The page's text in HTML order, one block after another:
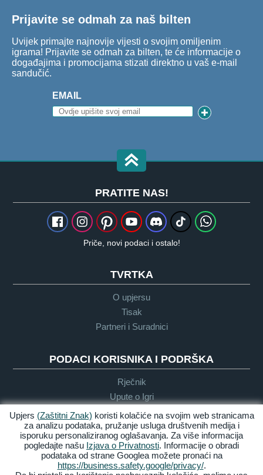
Prijavite se odmah za naš bilten
Uvijek primajte najnovije vijesti o svojim omiljenim
igrama! Prijavite se odmah za bilten, te će informacije o
događajima i promocijama stizati direktno u vaš e-mail
sandučić.
EMAIL
PRATITE NAS!
Priče, novi podaci i ostalo!
TVRTKA
O upjersu
Tisak
Partneri i Suradnici
PODACI KORISNIKA I PODRŠKA
Rječnik
Upute o Igri
Podrška
Zasluge &
Pravne
obavijesti
Pravila
privatnosti
Uvijeti &
Odredbe
Dostupnost
Upjers (Zaštitni Znak) koristi kolačiće na svojim web stranicama
za analizu podataka, pružanje usluga društvenih medija i
isporuku personaliziranog oglašavanja. Za više informacija
pogledajte našu Izjava o Privatnosti. Informacije o obradi
podataka od strane Googlea možete pronaći na
https://business.safety.google/privacy/.